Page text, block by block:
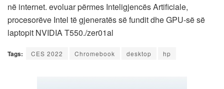
në internet. evoluar përmes Inteligjencës Artificiale,
procesorëve Intel të gjeneratës së fundit dhe GPU-së së
laptopit NVIDIA T550./zer01al
Tags: CES 2022 Chromebook desktop hp